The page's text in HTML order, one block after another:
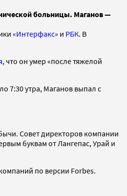
больницы. Маганов —
«Интерфакс» и РБК. В
, что он умер «после тяжелой
7:30 утра, Маганов выпал с
Совет директоров компании
буквам от Лангепас, Урай и
по версии Forbes.